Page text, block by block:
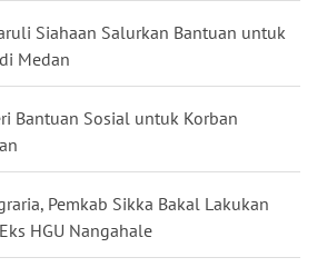
Siahaan Salurkan Bantuan untuk
Medan
Bantuan Sosial untuk Korban
Pemkab Sikka Bakal Lakukan
HGU Nangahale